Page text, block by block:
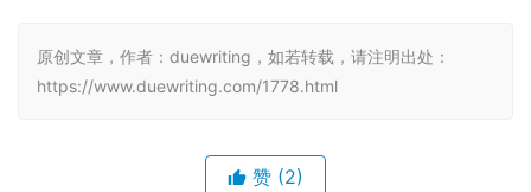
原创文章，作者：duewriting，如若转载，请注明出处：
https://www.duewriting.com/1778.html
赞 (2)